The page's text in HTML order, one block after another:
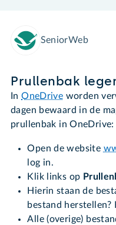
SeniorWeb
Prullenbak
InOneDrive worden
dagen bewaard in de
prullenbak in OneDrive:
Open de website
log in.
Klik links op
Hierin staan de
bestand herstellen?
Alle (overige)